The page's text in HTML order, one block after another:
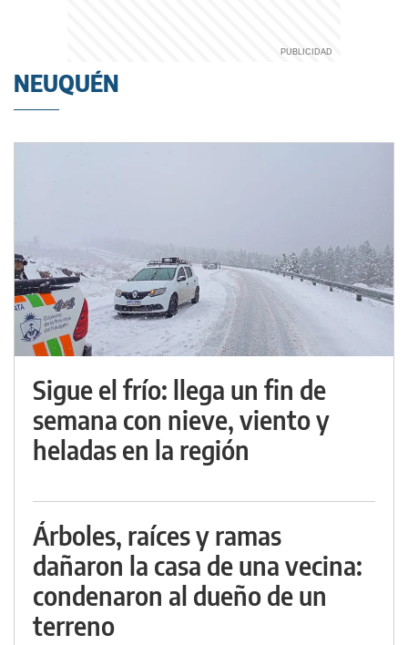
NEUQUÉN
Sigue el frío: llega un fin de
semana con nieve, viento y
heladas en la región
Árboles, raíces y ramas
dañaron la casa de una vecina:
condenaron al dueño de un
terreno